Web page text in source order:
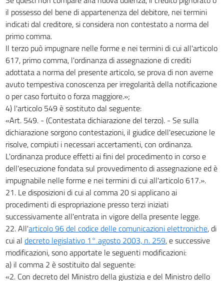
il possesso del bene di appartenenza del debitore, nei termini
indicati dal creditore, si considera non contestato a norma del
primo comma.
Il terzo può impugnare nelle forme e nei termini di cui all'articolo
617, primo comma, l'ordinanza di assegnazione di crediti
adottata a norma del presente articolo, se prova di non averne
avuto tempestiva conoscenza per irregolarità della notificazione
o per caso fortuito o forza maggiore.»;
4) l'articolo 549 è sostituto dal seguente:
«Art. 549. - (Contestata dichiarazione del terzo). - Se sulla
dichiarazione sorgono contestazioni, il giudice dell'esecuzione le
risolve, compiuti i necessari accertamenti, con ordinanza.
L'ordinanza produce effetti ai fini del procedimento in corso e
dell'esecuzione fondata sul provvedimento di assegnazione ed è
impugnabile nelle forme e nei termini di cui all'articolo 617.».
21. Le disposizioni di cui al comma 20 si applicano ai
procedimenti di espropriazione presso terzi iniziati
successivamente all'entrata in vigore della presente legge.
22. All'articolo 96 del codice delle comunicazioni elettroniche, di
cui al decreto legislativo 1° agosto 2003, n. 259, e successive
modificazioni, sono apportate le seguenti modificazioni:
a) il comma 2 è sostituito dal seguente:
«2. Con decreto del Ministro della giustizia e del Ministro dello